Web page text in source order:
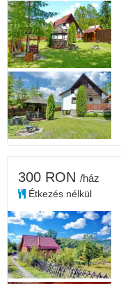
300 RON /ház
Étkezés nélkül